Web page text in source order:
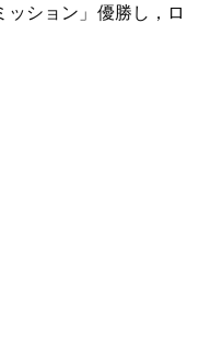
ション」優勝し，ロ